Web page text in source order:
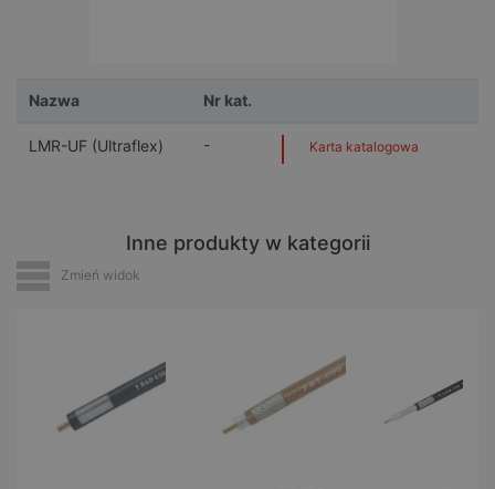
Nazwa Nr kat.
LMR-UF (Ultraflex) - Karta katalogowa
Inne produkty w kategorii
Zmień widok